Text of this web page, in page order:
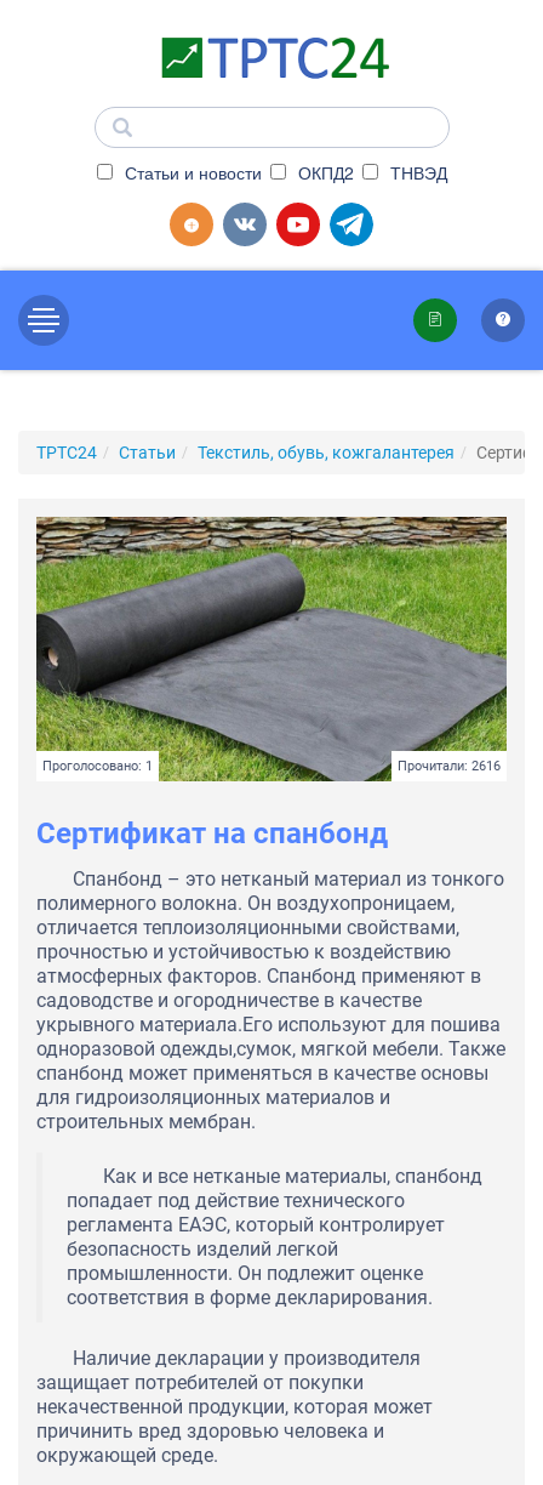
Статьи и новости ОКПД2 ТНВЭД
ТРТС24 Статьи Текстиль, обувь, кожгалантерея
Проголосовано: 1 Прочитали: 2616
Сертификат на спанбонд
Спанбонд – это нетканый материал из тонкого
полимерного волокна. Он воздухопроницаем,
отличается теплоизоляционными свойствами,
прочностью и устойчивостью к воздействию
атмосферных факторов. Спанбонд применяют в
садоводстве и огородничестве в качестве
укрывного материала.Его используют для пошива
одноразовой одежды,сумок, мягкой мебели. Также
спанбонд может применяться в качестве основы
для гидроизоляционных материалов и
строительных мембран.
Как и все нетканые материалы, спанбонд
попадает под действие технического
регламента ЕАЭС, который контролирует
безопасность изделий легкой
промышленности. Он подлежит оценке
соответствия в форме декларирования.
Наличие декларации у производителя
защищает потребителей от покупки
некачественной продукции, которая может
причинить вред здоровью человека и
окружающей среде.